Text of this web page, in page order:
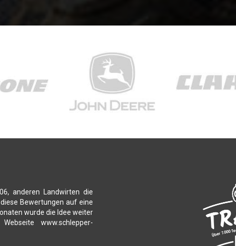
anderen Landwirten die
Bewertungen auf eine
wurde die Idee weiter
www.schlepper-